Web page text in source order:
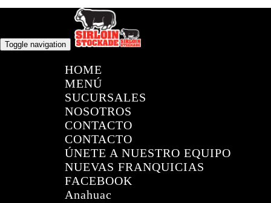
Toggle navigation
HOME
MENÚ
SUCURSALES
NOSOTROS
CONTACTO
CONTACTO
ÚNETE A NUESTRO EQUIPO
NUEVAS FRANQUICIAS
FACEBOOK
Anahuac